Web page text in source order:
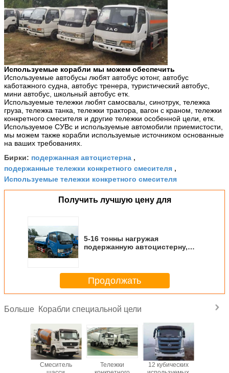
Используемые корабли мы можем обеспечить
Используемые автобусы любят автобус ютонг, автобус
каботажного судна, автобус тренера, туристический автобус,
мини автобус, школьный автобус етк.
Используемые тележки любят самосвалы, синотрук, тележка
груза, тележка танка, тележки трактора, вагон с краном, тележки
конкретного смесителя и другие тележки особенной цели, етк.
Используемое СУВс и используемые автомобили приемистости,
мы можем также корабли используемые источником основанные
на ваших требованиях.
Бирки: подержанная автоцистерна ,
подержанные тележки конкретного смесителя ,
Используемые тележки конкретного смесителя
Получить лучшую цену для
5-16 тонны нагружая
подержанную автоцистерну,
Продолжать
Больше Корабли специальной цели
Смеситель
Тележки
12 кубических